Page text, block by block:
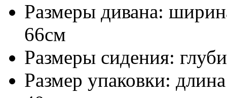
Размеры дивана:
66см
Размеры сидения:
Размер упаковки: